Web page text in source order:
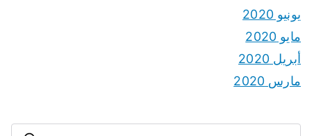
يونيو 2020
مايو 2020
أبريل 2020
مارس 2020